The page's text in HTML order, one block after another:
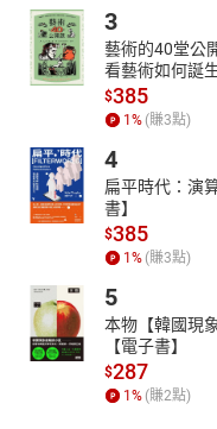
3
藝術的40堂公
看藝術如何誕
$385
1 % (賺3點)
4
扁平時代：演
書】
$385
1 % (賺3點)
5
本物【韓國現
【電子書】
$287
1 % (賺2點)